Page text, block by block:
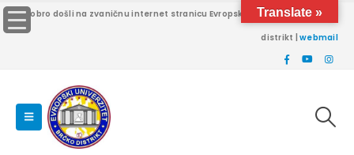
Dobro došli na zvaničnu internet stranicu Evropskog univerziteta Brčko
distrikt |webmail
Translate »